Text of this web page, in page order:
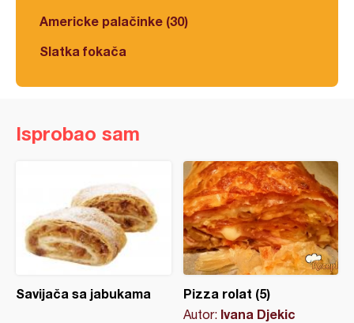
Americke palačinke (30)
Slatka fokača
Isprobao sam
Savijača sa jabukama Pizza rolat (5)
Autor: Ivana Djekic